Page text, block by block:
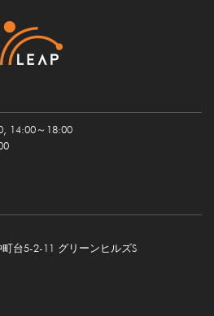
14:00～18:00
台5-2-11 グリーンヒルズS